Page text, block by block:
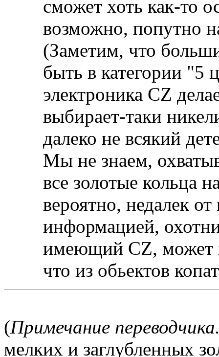
сможет хоть как-то
возможно, попутно
(Заметим, что
быть в категории "5
электроника CZ
выбирает-таки
далеко не всякий
Мы не знаем,
все золотые кольца
вероятно, недалек
информацией,
имеющий CZ, может
что из обьектов
(Примечание
мелких и заглубленных